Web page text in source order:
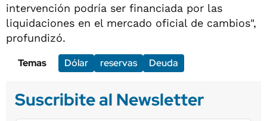
intervención podría ser financiada por las
liquidaciones en el mercado oficial de cambios",
profundizó.
Temas
Dólar reservas Deuda
Suscribite al Newsletter